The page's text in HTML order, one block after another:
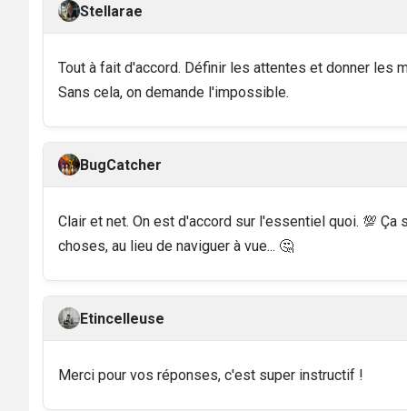
Stellarae
Tout à fait d'accord. Définir les attentes et donner les
Sans cela, on demande l'impossible.
BugCatcher
Clair et net. On est d'accord sur l'essentiel quoi. 💯 Ça
choses, au lieu de naviguer à vue... 🤔
Etincelleuse
Merci pour vos réponses, c'est super instructif !